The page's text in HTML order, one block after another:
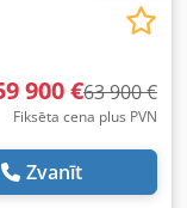
900 €63 900 €
Fiksēta cena plus PVN
Zvanīt